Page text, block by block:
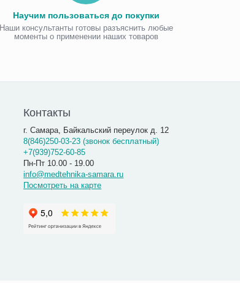
Научим пользоваться до покупки
Наши консультанты готовы разъяснить любые
моменты о применении наших товаров
Контакты
г. Самара, Байкальский переулок д. 12
8(846)250-03-23 (звонок бесплатный)
+7(939)752-60-85
Пн-Пт 10.00 - 19.00
info@medtehnika-samara.ru
Посмотреть на карте